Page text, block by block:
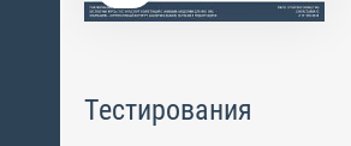
Тестирования